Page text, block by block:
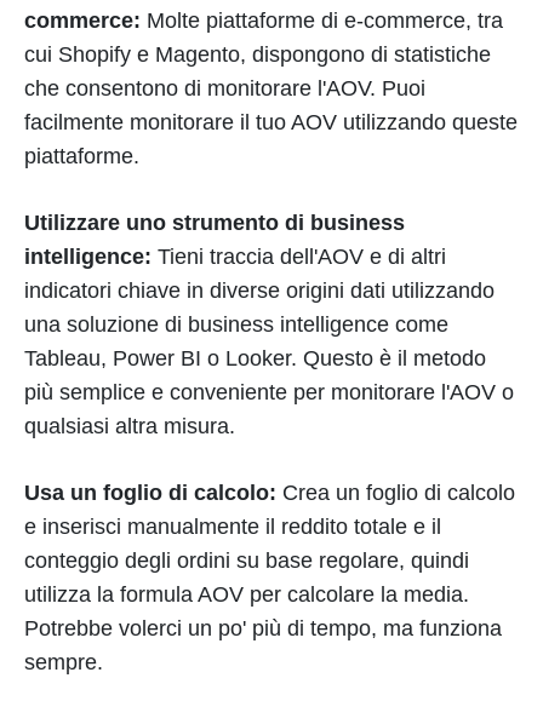
commerce: Molte piattaforme di e-commerce, tra
cui Shopify e Magento, dispongono di statistiche
che consentono di monitorare l'AOV. Puoi
facilmente monitorare il tuo AOV utilizzando queste
piattaforme.
Utilizzare uno strumento di business
intelligence: Tieni traccia dell'AOV e di altri
indicatori chiave in diverse origini dati utilizzando
una soluzione di business intelligence come
Tableau, Power BI o Looker. Questo è il metodo
più semplice e conveniente per monitorare l'AOV o
qualsiasi altra misura.
Usa un foglio di calcolo: Crea un foglio di calcolo
e inserisci manualmente il reddito totale e il
conteggio degli ordini su base regolare, quindi
utilizza la formula AOV per calcolare la media.
Potrebbe volerci un po' più di tempo, ma funziona
sempre.